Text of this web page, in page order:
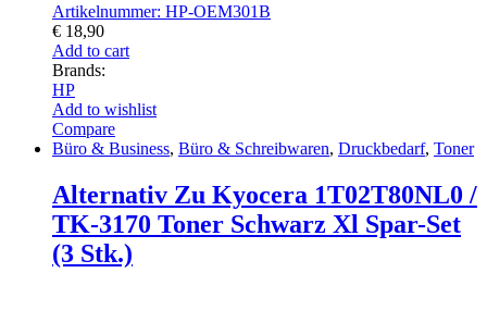
Artikelnummer: HP-OEM301B
€ 18,90
Add to cart
Brands:
HP
Add to wishlist
Compare
Büro & Business, Büro & Schreibwaren, Druckbedarf, Toner
Alternativ Zu Kyocera 1T02T80NL0 /
TK-3170 Toner Schwarz Xl Spar-Set
(3 Stk.)